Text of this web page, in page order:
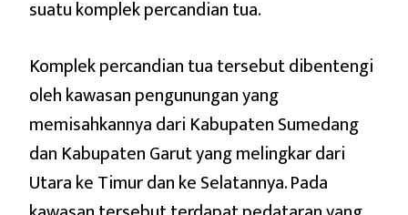
suatu komplek percandian tua.
Komplek percandian tua tersebut dibentengi
oleh kawasan pengunungan yang
memisahkannya dari Kabupaten Sumedang
dan Kabupaten Garut yang melingkar dari
Utara ke Timur dan ke Selatannya. Pada